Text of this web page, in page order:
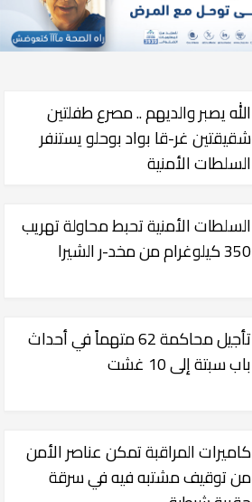
الله يصبر والديهم .. مصرع طفلتين
شقيقتين غر-قا بواد بوحلو يستنفر
السلطات الأمنية
السلطات الأمنية تحبط محاولة تهريب
350 كيلوغرام من مخد-ر الشيرا
تأجيل محاكمة 62 متهماً في أحداث
باب سبتة إلى 10 غشت
كاميرات المراقبة تمكن عناصر الأمن
من توقيف مشتبه فيه في سرقة